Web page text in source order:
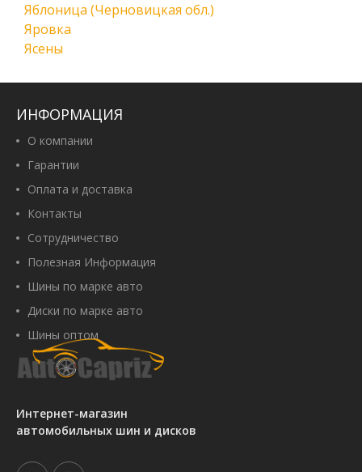
Яблоница (Черновицкая обл.)
Яровка
Ясены
Интернет-магазин
автомобильных шин и дисков
ИНФОРМАЦИЯ
О компании
Гарантии
Оплата и доставка
Контакты
Сотрудничество
Полезная Информация
Шины по марке авто
Диски по марке авто
Шины оптом